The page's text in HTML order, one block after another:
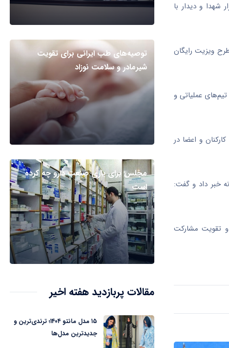
شهدا و دیدار با
ویزیت رایگان
عملیاتی و
و اعضا در
خبر داد و گفت:
و تقویت مشارکت
توصیه‌های طب ایرانی برای تقویت
شیرمادر و سلامت نوزاد
مجلس برای یاری صنعت دارو چه کرده
است
مقالات پربازدید هفته اخیر
۱۵ مدل مانتو ۱۴۰۴؛ ترندی‌ترین و
جدیدترین مدل‌ها